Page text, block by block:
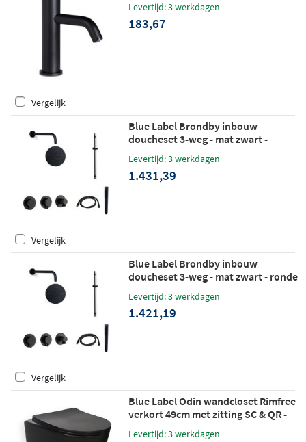
Levertijd: 3 werkdagen
183,67
Vergelijk
Blue Label Brondby inbouw
doucheset 3-weg - mat zwart -
staafhanddouche - wandarm -
glijstang
Levertijd: 3 werkdagen
1.431,39
Vergelijk
Blue Label Brondby inbouw
doucheset 3-weg - mat zwart - ronde
handdouche - wandarm - glijstang
Levertijd: 3 werkdagen
1.421,19
Vergelijk
Blue Label Odin wandcloset Rimfree
verkort 49cm met zitting SC & QR -
Levertijd: 3 werkdagen